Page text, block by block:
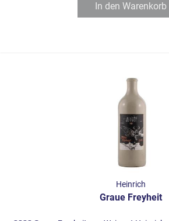
In den Warenkorb
Heinrich
Graue Freyheit